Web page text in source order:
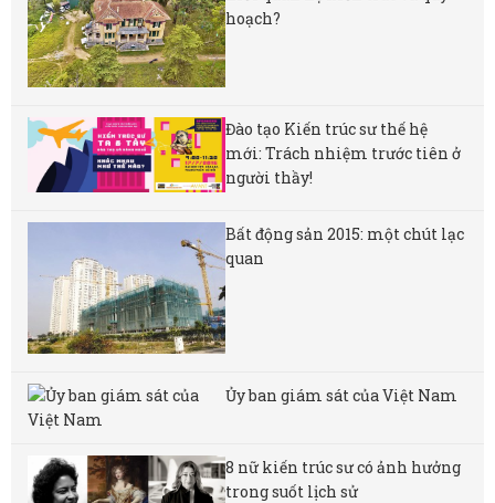
hoạch?
Đào tạo Kiến trúc sư thế hệ
mới: Trách nhiệm trước tiên ở
người thầy!
Bất động sản 2015: một chút lạc
quan
Ủy ban giám sát của Việt Nam
8 nữ kiến ​​trúc sư có ảnh hưởng
trong suốt lịch sử